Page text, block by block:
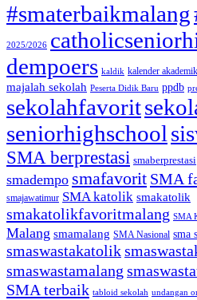
#smaterbaikmalang
2025/2026
dempoers kaldik kalender akademik
majalah sekolah Peserta Didik Baru ppdb
sekolahfavorit
seniorhighschool
SMA berprestasi smaberprestasi
smadempo smafavorit SMA
smajawatimur SMA katolik smakatolik
smakatolikfavoritmalang SMA
Malang smamalang SMA Nasional sma
smaswastakatolik
smaswastamalang
SMA terbaik tabloid sekolah undangan